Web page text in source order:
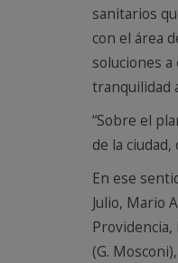
sanitarios
con el área
soluciones
tranquilidad
“Sobre el
de la
En ese
Julio, Mario
Providencia,
(G.